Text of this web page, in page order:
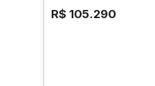
R$ 105.290